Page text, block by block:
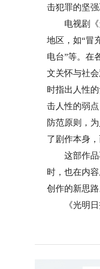
击犯罪的坚强
电视剧《天
地区，如“冒
电台”等。在
文关怀与社
时指出人性
击人性的弱
防范原则，
了剧作本身
这部作品不
时，也在内
创作的新思路
《光明日报